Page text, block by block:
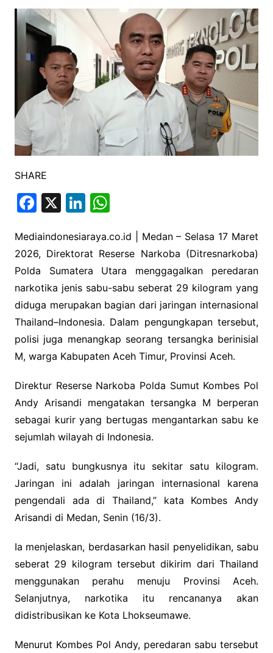
SHARE
F
c
e
b
o
o
k
X Li
k
e
dI
n
W
at
s
A
p
p
Mediaindonesiaraya.co.id | Medan – Selasa 17 Maret
2026, Direktorat Reserse Narkoba (Ditresnarkoba)
Polda Sumatera Utara menggagalkan peredaran
narkotika jenis sabu-sabu seberat 29 kilogram yang
diduga merupakan bagian dari jaringan internasional
Thailand–Indonesia. Dalam pengungkapan tersebut,
polisi juga menangkap seorang tersangka berinisial
M, warga Kabupaten Aceh Timur, Provinsi Aceh.
Direktur Reserse Narkoba Polda Sumut Kombes Pol
Andy Arisandi mengatakan tersangka M berperan
sebagai kurir yang bertugas mengantarkan sabu ke
sejumlah wilayah di Indonesia.
“Jadi, satu bungkusnya itu sekitar satu kilogram.
Jaringan ini adalah jaringan internasional karena
pengendali ada di Thailand,” kata Kombes Andy
Arisandi di Medan, Senin (16/3).
Ia menjelaskan, berdasarkan hasil penyelidikan, sabu
seberat 29 kilogram tersebut dikirim dari Thailand
menggunakan perahu menuju Provinsi Aceh.
Selanjutnya, narkotika itu rencananya akan
didistribusikan ke Kota Lhokseumawe.
Menurut Kombes Pol Andy, peredaran sabu tersebut